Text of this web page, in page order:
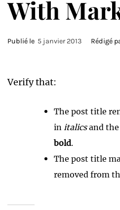
With
Publié le 5 janvier 2013 Rédigé
Verify that:
The post title
in italicsand the
bold.
The post title
removed from